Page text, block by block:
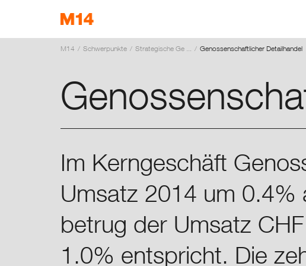
M14 Schwerpunkte Strategische Ge ... Genossenschaft­licher Detailhandel
Im Kerngeschäft
Umsatz 2014 um 0.4%
betrug der Umsatz
1.0% entspricht. Die